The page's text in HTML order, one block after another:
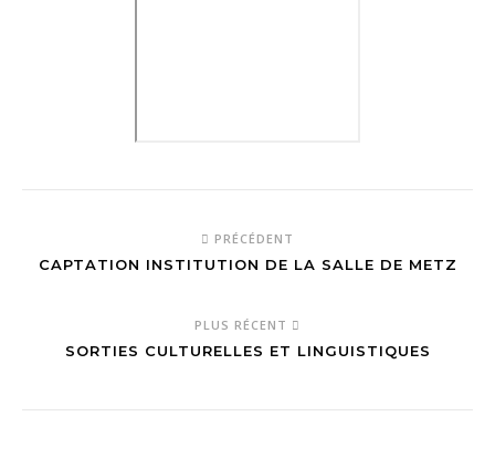
PRÉCÉDENT
CAPTATION INSTITUTION DE LA SALLE DE METZ
PLUS RÉCENT
SORTIES CULTURELLES ET LINGUISTIQUES